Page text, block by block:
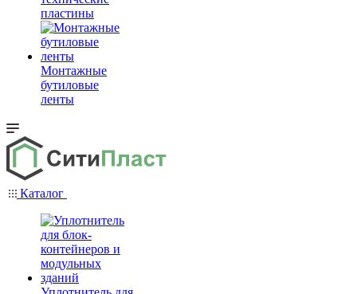
пластины
Монтажные
бутиловые
ленты
Каталог